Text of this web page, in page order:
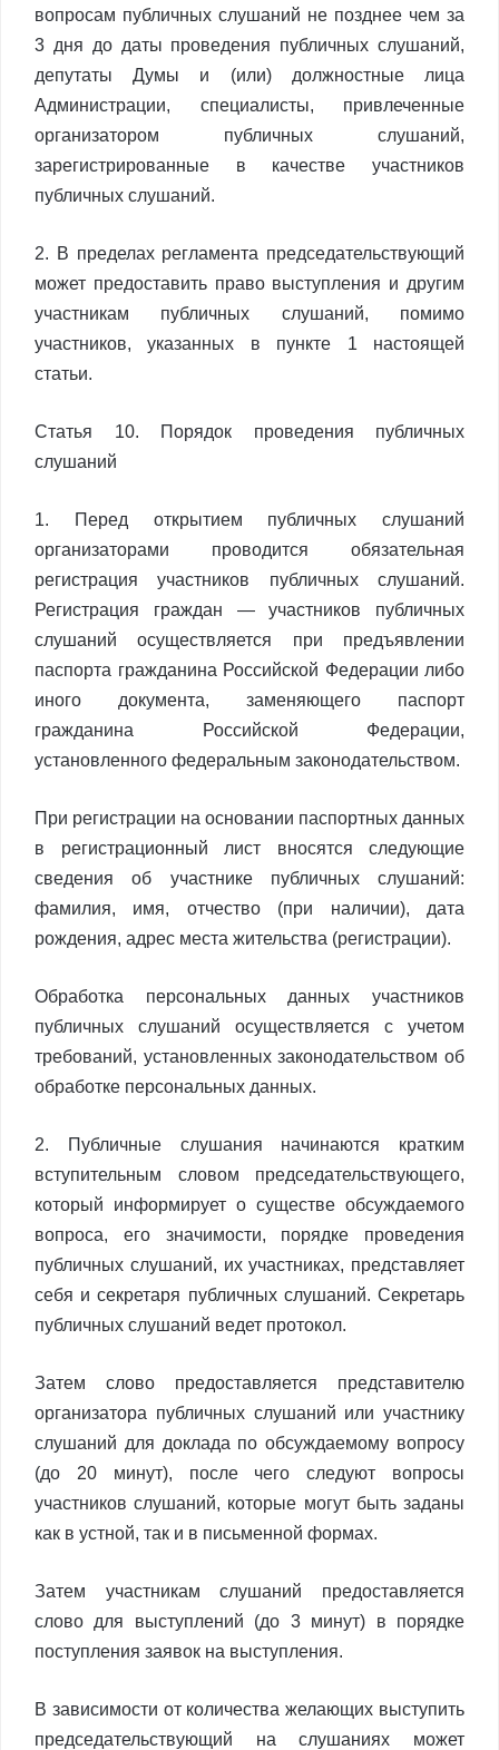
вопросам публичных слушаний не позднее чем за
3 дня до даты проведения публичных слушаний,
депутаты Думы и (или) должностные лица
Администрации, специалисты, привлеченные
организатором публичных слушаний,
зарегистрированные в качестве участников
публичных слушаний.
2. В пределах регламента председательствующий
может предоставить право выступления и другим
участникам публичных слушаний, помимо
участников, указанных в пункте 1 настоящей
статьи.
Статья 10. Порядок проведения публичных
слушаний
1. Перед открытием публичных слушаний
организаторами проводится обязательная
регистрация участников публичных слушаний.
Регистрация граждан — участников публичных
слушаний осуществляется при предъявлении
паспорта гражданина Российской Федерации либо
иного документа, заменяющего паспорт
гражданина Российской Федерации,
установленного федеральным законодательством.
При регистрации на основании паспортных данных
в регистрационный лист вносятся следующие
сведения об участнике публичных слушаний:
фамилия, имя, отчество (при наличии), дата
рождения, адрес места жительства (регистрации).
Обработка персональных данных участников
публичных слушаний осуществляется с учетом
требований, установленных законодательством об
обработке персональных данных.
2. Публичные слушания начинаются кратким
вступительным словом председательствующего,
который информирует о существе обсуждаемого
вопроса, его значимости, порядке проведения
публичных слушаний, их участниках, представляет
себя и секретаря публичных слушаний. Секретарь
публичных слушаний ведет протокол.
Затем слово предоставляется представителю
организатора публичных слушаний или участнику
слушаний для доклада по обсуждаемому вопросу
(до 20 минут), после чего следуют вопросы
участников слушаний, которые могут быть заданы
как в устной, так и в письменной формах.
Затем участникам слушаний предоставляется
слово для выступлений (до 3 минут) в порядке
поступления заявок на выступления.
В зависимости от количества желающих выступить
председательствующий на слушаниях может